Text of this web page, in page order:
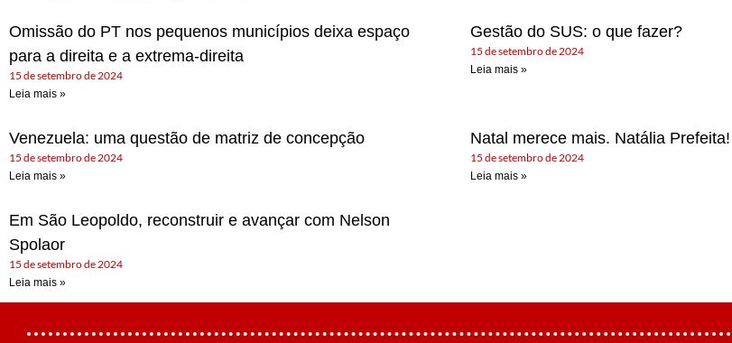
Omissão do PT nos pequenos municípios deixa espaço
para a direita e a extrema-direita
15 de setembro de 2024
Leia mais »
Gestão do SUS: o que fazer?
15 de setembro de 2024
Leia mais »
Venezuela: uma questão de matriz de concepção
15 de setembro de 2024
Leia mais »
Natal merece mais. Natália Prefeita!
15 de setembro de 2024
Leia mais »
Em São Leopoldo, reconstruir e avançar com Nelson
Spolaor
15 de setembro de 2024
Leia mais »